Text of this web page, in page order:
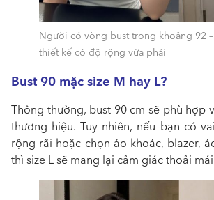
Người có vòng bust trong khoảng 92
thiết kế có độ rộng vừa phải
Bust 90 mặc size M hay L?
Thông thường, bust 90 cm sẽ phù hợp
thương hiệu. Tuy nhiên, nếu bạn có
rộng rãi hoặc chọn áo khoác, blazer,
thì size L sẽ mang lại cảm giác thoải